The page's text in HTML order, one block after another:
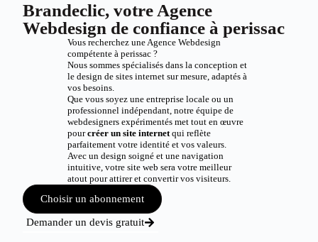
Brandeclic, votre Agence
Webdesign de confiance à perissac
Vous recherchez une Agence Webdesign
compétente à perissac ?
Nous sommes spécialisés dans la conception et
le design de sites internet sur mesure, adaptés à
vos besoins.
Que vous soyez une entreprise locale ou un
professionnel indépendant, notre équipe de
webdesigners expérimentés met tout en œuvre
pourcréer un site internetqui reflète
parfaitement votre identité et vos valeurs.
Avec un design soigné et une navigation
intuitive, votre site web sera votre meilleur
atout pour attirer et convertir vos visiteurs.
Choisir un abonnement
Demander un devis gratuit